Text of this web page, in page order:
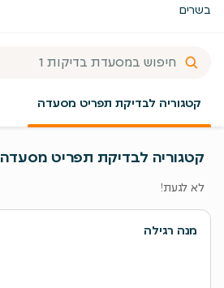
בשרים
קטגוריה לבדיקת תפריט מסעדה
קטגוריה לבדיקת תפריט מסעדה
לא לגעת!
מנה רגילה